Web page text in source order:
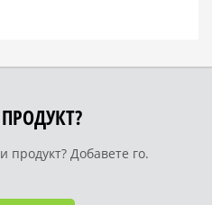
продукт? Добавете го.